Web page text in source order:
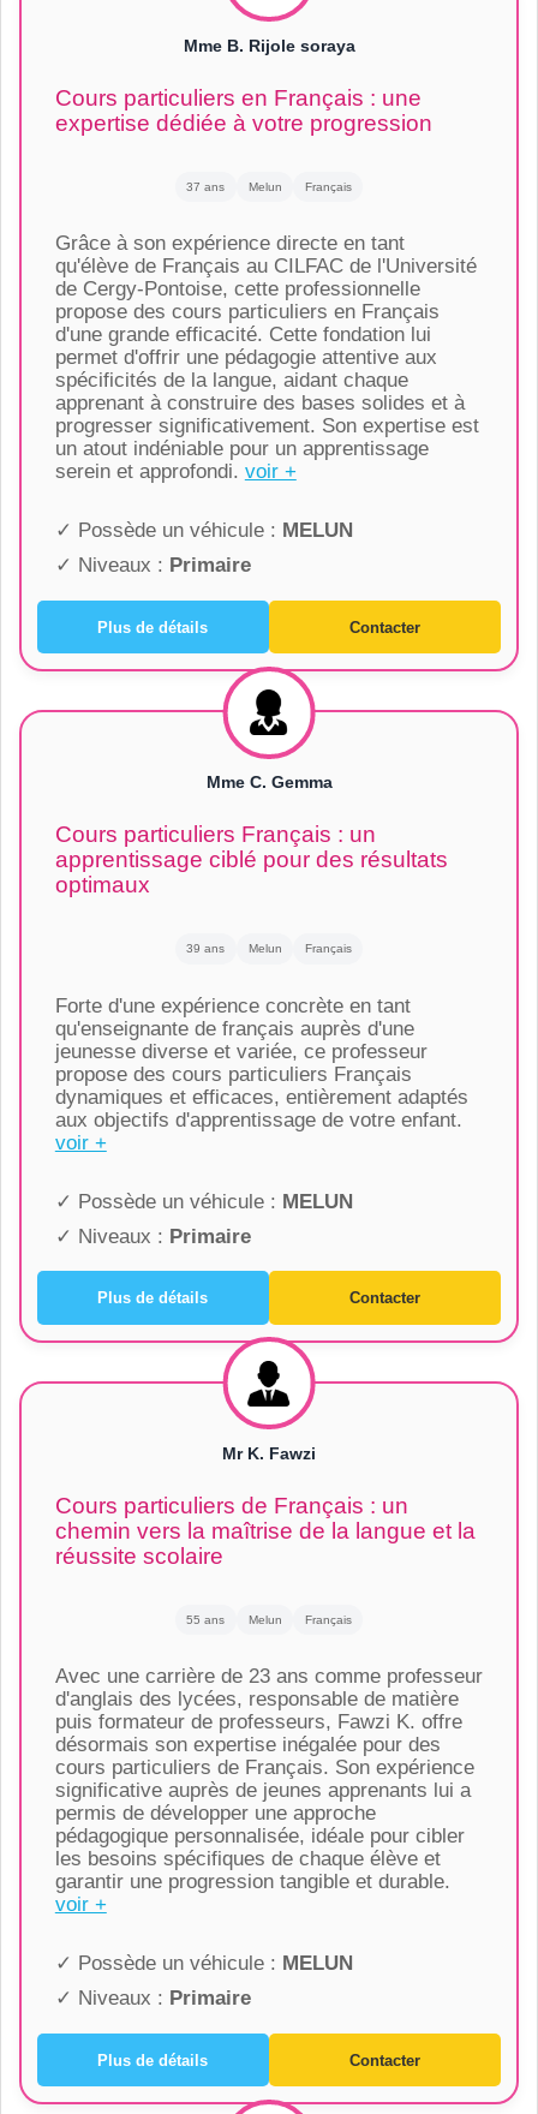
Mme B. Rijole soraya
Cours particuliers en Français : une
expertise dédiée à votre progression
37 ans Melun Français
Grâce à son expérience directe en tant
qu'élève de Français au CILFAC de l'Université
de Cergy-Pontoise, cette professionnelle
propose des cours particuliers en Français
d'une grande efficacité. Cette fondation lui
permet d'offrir une pédagogie attentive aux
spécificités de la langue, aidant chaque
apprenant à construire des bases solides et à
progresser significativement. Son expertise est
un atout indéniable pour un apprentissage
serein et approfondi. voir +
✓ Possède un véhicule : MELUN
✓ Niveaux : Primaire
Plus de détails Contacter
Mme C. Gemma
Cours particuliers Français : un
apprentissage ciblé pour des résultats
optimaux
39 ans Melun Français
Forte d'une expérience concrète en tant
qu'enseignante de français auprès d'une
jeunesse diverse et variée, ce professeur
propose des cours particuliers Français
dynamiques et efficaces, entièrement adaptés
aux objectifs d'apprentissage de votre enfant.
voir +
✓ Possède un véhicule : MELUN
✓ Niveaux : Primaire
Plus de détails Contacter
Mr K. Fawzi
Cours particuliers de Français : un
chemin vers la maîtrise de la langue et la
réussite scolaire
55 ans Melun Français
Avec une carrière de 23 ans comme professeur
d'anglais des lycées, responsable de matière
puis formateur de professeurs, Fawzi K. offre
désormais son expertise inégalée pour des
cours particuliers de Français. Son expérience
significative auprès de jeunes apprenants lui a
permis de développer une approche
pédagogique personnalisée, idéale pour cibler
les besoins spécifiques de chaque élève et
garantir une progression tangible et durable.
voir +
✓ Possède un véhicule : MELUN
✓ Niveaux : Primaire
Plus de détails Contacter